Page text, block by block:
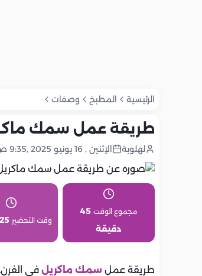
الرئيسية المطبخ وصفات
طريقة عمل سمك
لهلوبة الإثنين , 16 يونيو 2025 ,9:35 ص
مجموع الوقت 45
دقيقة
وقت التحضير 25 دقيقة
طريقة عمل سمك ماكريل في